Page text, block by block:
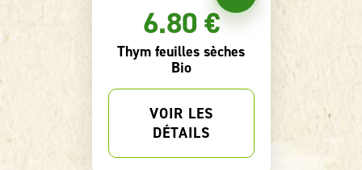
9.70 €
Tisane Bio Thé Mu
VOIR LES
DÉTAILS